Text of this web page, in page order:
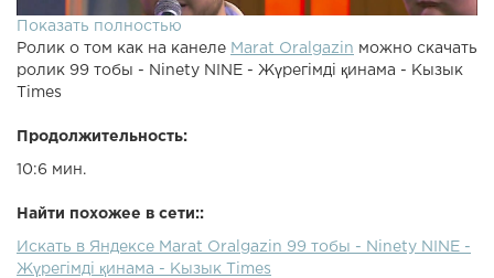
Показать полностью
Ролик о том как на канеле Marat Oralgazin можно скачать
ролик 99 тобы - Ninety NINE - Жүрегімді қинама - Кызык
Times
Продолжительность:
10:6 мин.
Найти похожее в сети::
Искать в Яндексе Marat Oralgazin 99 тобы - Ninety NINE -
Жүрегімді қинама - Кызык Times